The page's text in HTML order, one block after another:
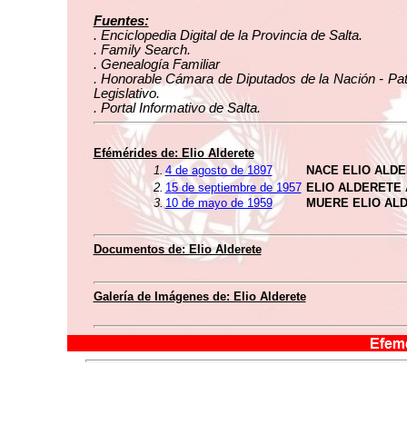
Fuentes:
. Enciclopedia Digital de la Provincia de Salta.
. Family Search.
. Genealogía Familiar
. Honorable Cámara de Diputados de la Nación -
Legislativo.
. Portal Informativo de Salta.
Efémérides de: Elio Alderete
1. 4 de agosto de 1897
NACE ELIO
2. 15 de septiembre de 1957 ELIO ALDERETE
3. 10 de mayo de 1959 MUERE ELIO
Documentos de: Elio Alderete
Galería de Imágenes de: Elio Alderete